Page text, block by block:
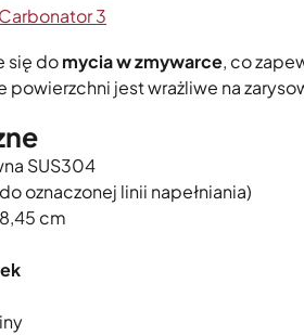
3
się domycia w zmywarce, co
powierzchni jest wrażliwe na
SUS304
oznaczonej linii napełniania)
cm